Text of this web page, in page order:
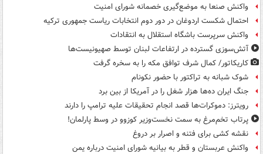
واکنش صنعا به موضع‌گیری خصمانه شورای امنیت
احتمال شکست اردوغان در دور دوم انتخابات ریاست جمهوری ترکیه
واکنش سرپرست باشگاه استقلال به انتقادات
آتش‌سوزی گسترده در ارتفاعات لبنان توسط صهیونیست‌ها
کاریکاتور/ کمال شرف توافق مکه را به سخره گرفت
شوک شبانه به تراکتور با حضور نکونام
جنگ ایران ده‌ها هزار شغل را در آمریکا از بین برد
رویترز: دموکرات‌ها قصد انجام تحقیقات علیه ترامپ را دارند
پرتاب تخم‌مرغ به سمت نخست‌وزیر کوزوو در وسط پارلمان!
نقشه کشی برای فتنه و اصرار بر دروغ
واکنش عربستان و قطر به بیانیه شورای امنیت درباره یمن